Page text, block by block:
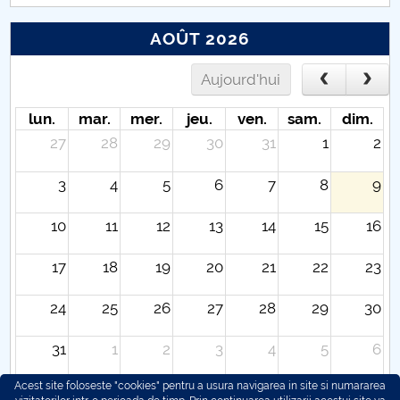
AOÛT 2026
Aujourd'hui
lun. mar. mer. jeu. ven. sam.
dim.
27
28 29 30 31 1 2
3 4 5 6 7 8 9
10 11 12 13 14 15 16
17 18 19 20 21 22 23
24 25 26 27 28 29 30
31 1 2 3 4 5 6
Acest site foloseste "cookies" pentru a usura navigarea in site si numararea